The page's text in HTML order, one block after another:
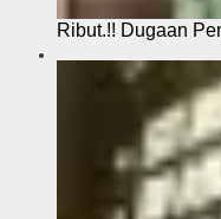
Ribut.!! Dugaan